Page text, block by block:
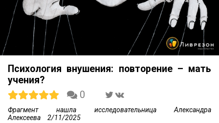
Психология внушения: повторение – мать
учения?
0
Фрагмент нашла исследовательница Александра
Алексеева
2/11/2025